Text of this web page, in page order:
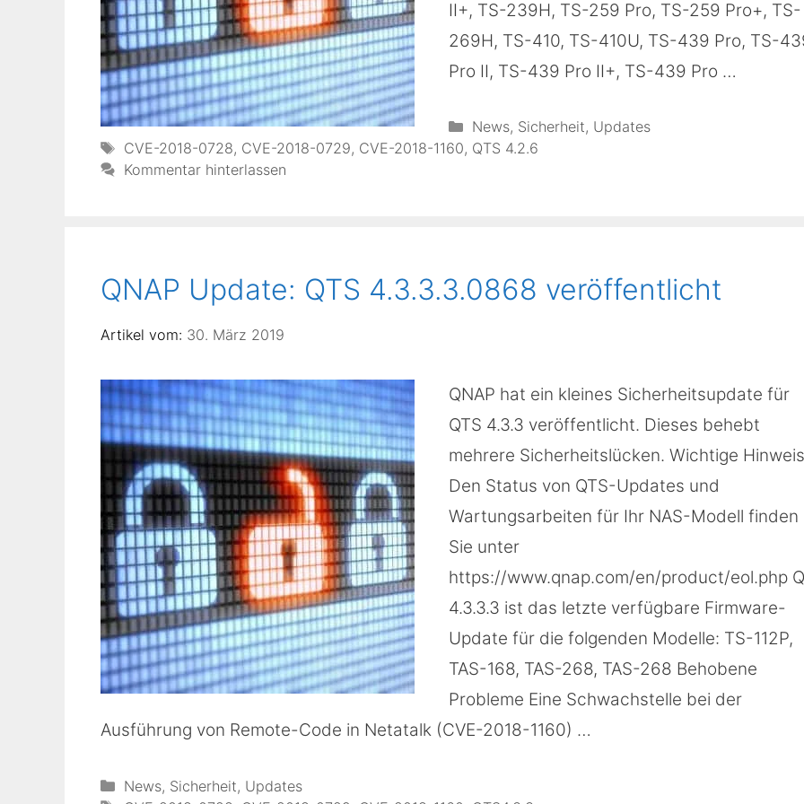
II+, TS-239H, TS-259 Pro, TS-259 Pro+, TS-
269H, TS-410, TS-410U, TS-439 Pro, TS-
Pro II, TS-439 Pro II+, TS-439 Pro …
Kategorien
News, Sicherheit, Updates
Schlagwörter
CVE-2018-0728, CVE-2018-0729, CVE-2018-1160, QTS 4.2.6
Kommentar hinterlassen
QNAP Update: QTS 4.3.3.3.0868 veröffentlicht
30. März 2019
QNAP hat ein kleines Sicherheitsupdate für
QTS 4.3.3 veröffentlicht. Dieses behebt
mehrere Sicherheitslücken. Wichtige
Den Status von QTS-Updates und
Wartungsarbeiten für Ihr NAS-Modell finden
Sie unter
https://www.qnap.com/en/product/eol.php
4.3.3.3 ist das letzte verfügbare Firmware-
Update für die folgenden Modelle: TS-112P,
TAS-168, TAS-268, TAS-268 Behobene
Probleme Eine Schwachstelle bei der
Ausführung von Remote-Code in Netatalk (CVE-2018-1160) …
Kategorien
News, Sicherheit, Updates